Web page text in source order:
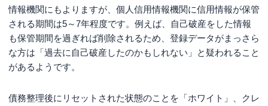
情報機関にもよりますが、個人信用情報機関に信用情報が保管
される期間は5～7年程度です。例えば、自己破産をした情報
も保管期間を過ぎれば削除されるため、登録データがまっさら
な方は「過去に自己破産したのかもしれない」と疑われること
があるようです。
債務整理後にリセットされた状態のことを「ホワイト」、クレ